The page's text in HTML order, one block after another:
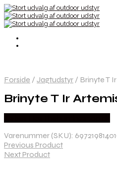
Forside / Jagtudstyr / Brinyte T
Brinyte T Ir
Varenummer (SKU):
Previous Product
Next Product